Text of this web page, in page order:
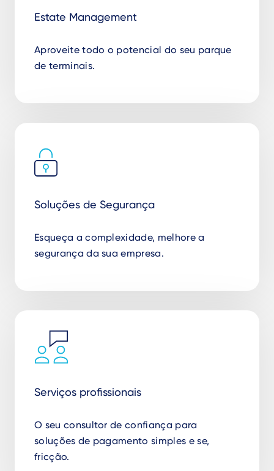
Estate Management
Aproveite todo o potencial do seu parque
de terminais.
Soluções de Segurança
Esqueça a complexidade, melhore a
segurança da sua empresa.
Serviços profissionais
O seu consultor de confiança para
soluções de pagamento simples e se,
fricção.